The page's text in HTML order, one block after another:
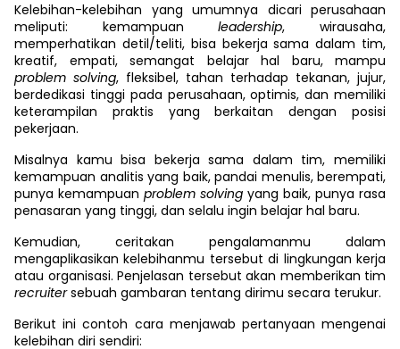
Kelebihan-kelebihan yang umumnya dicari perusahaan
meliputi: kemampuanleadership, wirausaha,
memperhatikan detil/teliti, bisa bekerja sama dalam tim,
kreatif, empati, semangat belajar hal baru, mampu
problem solving, fleksibel, tahan terhadap tekanan, jujur,
berdedikasi tinggi pada perusahaan, optimis, dan memiliki
keterampilan praktis yang berkaitan dengan posisi
pekerjaan.
Misalnya kamu bisa bekerja sama dalam tim, memiliki
kemampuan analitis yang baik, pandai menulis, berempati,
punya kemampuan problem solving yang baik, punya rasa
penasaran yang tinggi, dan selalu ingin belajar hal baru.
Kemudian, ceritakan pengalamanmu dalam
mengaplikasikan kelebihanmu tersebut di lingkungan kerja
atau organisasi. Penjelasan tersebut akan memberikan tim
recruitersebuah gambaran tentang dirimu secara terukur.
Berikut ini contoh cara menjawab pertanyaan mengenai
kelebihan diri sendiri: